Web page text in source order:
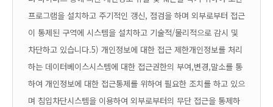
프로그램을 설치하고 주기적인 갱신, 점검을 하며 외부로부터 접근
이 통제된 구역에 시스템을 설치하고 기술적/물리적으로 감시 및
차단하고 있습니다.5) 개인정보에 대한 접근 제한개인정보를 처리
하는 데이터베이스시스템에 대한 접근권한의 부여,변경,말소를 통
하여 개인정보에 대한 접근통제를 위하여 필요한 조치를 하고 있으
며 침입차단시스템을 이용하여 외부로부터의 무단 접근을 통제하